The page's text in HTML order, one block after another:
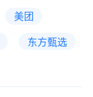
美团
东方甄选